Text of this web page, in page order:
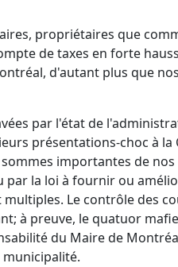
propriétaires que
de taxes en forte
d'autant plus que
par l'état de
présentations-choc à
importantes de
la loi à fournir ou
Le contrôle des
à preuve, le quatuor
du Maire de